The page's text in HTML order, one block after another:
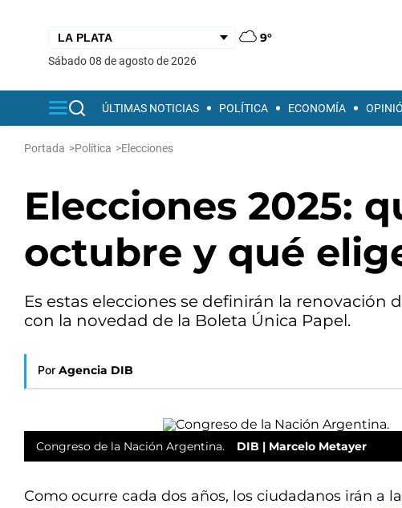
9°
sábado 08 de agosto de 2026
ÚLTIMAS NOTICIAS POLÍTICA ECONOMÍA
Portada >Política >Elecciones
Elecciones 2025:
octubre y qué
Es estas elecciones se definirán la renovación
con la novedad de la Boleta Única Papel.
Por Agencia DIB
Congreso de la Nación Argentina. DIB | Marcelo Metayer
Como ocurre cada dos años, los ciudadanos irán a